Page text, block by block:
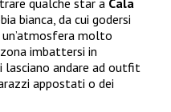
bianca, da cui godersi
molto
imbattersi in
lasciano andare ad outfit
appostati o dei